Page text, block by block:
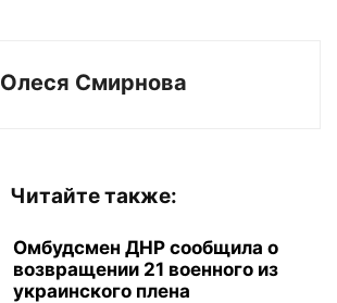
Олеся Смирнова
Читайте также:
Омбудсмен ДНР сообщила о
возвращении 21 военного из
украинского плена